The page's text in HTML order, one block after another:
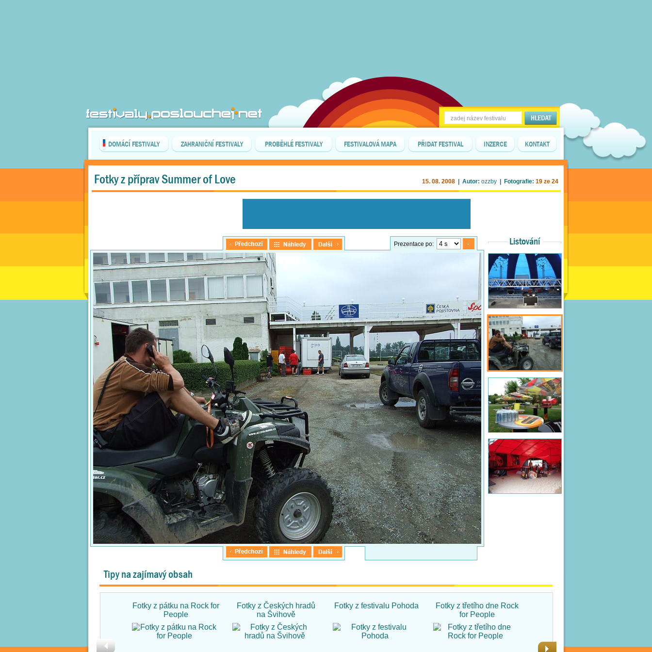
DOMÁCÍ FESTIVALY ZAHRANIČNÍ FESTIVALY PROBĚHLÉ FESTIVALY FESTIVALOVÁ MAPA PŘIDAT FESTIVAL INZERCE KONTAKT
Fotky z příprav Summer of Love 15. 08. 2008 | Autor: ozzby | Fotografie: 19 ze 24
Prezentace po: Listování
Tipy na zajímavý obsah
Fotky z pátku na Rock for
People
Fotky z Českých hradů
na Švihově
Fotky z festivalu Pohoda
Fotky z třetího dne Rock
for People